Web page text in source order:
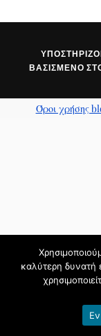
ΒΑΣΙΣΜΈΝΟ
Όροι χρήσης
καλύτερη δυνατή